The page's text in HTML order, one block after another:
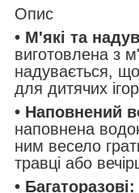
Опис
• М'які та
виготовлена з
надувається,
для дитячих
• Наповнений
наповнена
ним весело
травці або
• Багаторазові: